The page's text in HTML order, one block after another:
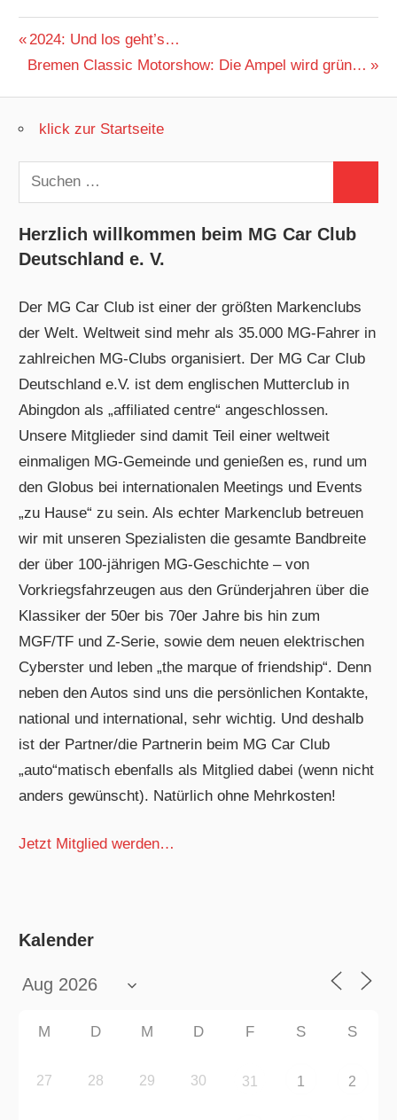
Beitragsnavigation
Vorheriger
Beitrag:
2024: Und los geht’s…
Nächster
Bremen Classic Motorshow: Die Ampel wird grün…
klick zur Startseite
Suchen
nach:
Herzlich willkommen beim MG Car Club
Deutschland e. V.
Der MG Car Club ist einer der größten Markenclubs
der Welt. Weltweit sind mehr als 35.000 MG-Fahrer in
zahlreichen MG-Clubs organisiert. Der MG Car Club
Deutschland e.V. ist dem englischen Mutterclub in
Abingdon als „affiliated centre“ angeschlossen.
Unsere Mitglieder sind damit Teil einer weltweit
einmaligen MG-Gemeinde und genießen es, rund um
den Globus bei internationalen Meetings und Events
„zu Hause“ zu sein. Als echter Markenclub betreuen
wir mit unseren Spezialisten die gesamte Bandbreite
der über 100-jährigen MG-Geschichte – von
Vorkriegsfahrzeugen aus den Gründerjahren über die
Klassiker der 50er bis 70er Jahre bis hin zum
MGF/TF und Z-Serie, sowie dem neuen elektrischen
Cyberster und leben „the marque of friendship“. Denn
neben den Autos sind uns die persönlichen Kontakte,
national und international, sehr wichtig. Und deshalb
ist der Partner/die Partnerin beim MG Car Club
„auto“matisch ebenfalls als Mitglied dabei (wenn nicht
anders gewünscht). Natürlich ohne Mehrkosten!
Jetzt Mitglied werden…
Kalender
M D M D F S S
27 28 29 30 31 1 2